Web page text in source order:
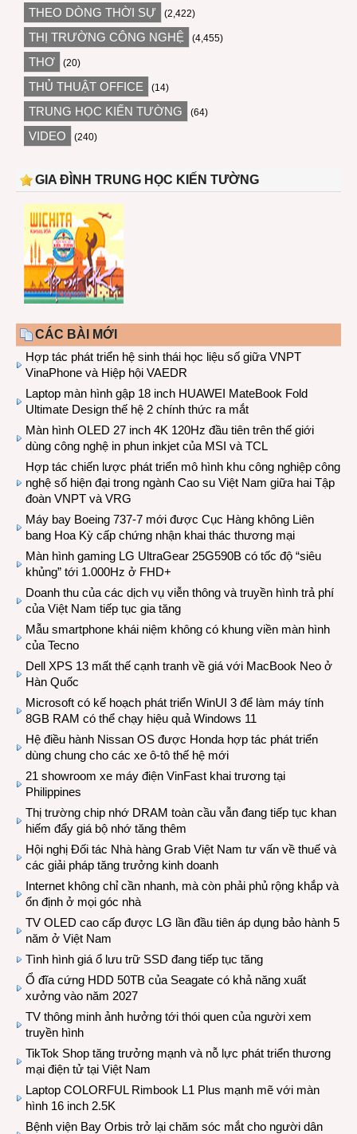
THEO DÒNG THỜI SỰ (2,422)
THỊ TRƯỜNG CÔNG NGHỆ (4,455)
THƠ (20)
THỦ THUẬT OFFICE (14)
TRUNG HỌC KIẾN TƯỜNG (64)
VIDEO (240)
GIA ĐÌNH TRUNG HỌC KIẾN TƯỜNG
CÁC BÀI MỚI
Hợp tác phát triển hệ sinh thái học liệu số giữa VNPT
VinaPhone và Hiệp hội VAEDR
Laptop màn hình gập 18 inch HUAWEI MateBook Fold
Ultimate Design thế hệ 2 chính thức ra mắt
Màn hình OLED 27 inch 4K 120Hz đầu tiên trên thế giới
dùng công nghệ in phun inkjet của MSI và TCL
Hợp tác chiến lược phát triển mô hình khu công nghiệp công
nghệ số hiện đại trong ngành Cao su Việt Nam giữa hai Tập
đoàn VNPT và VRG
Máy bay Boeing 737-7 mới được Cục Hàng không Liên
bang Hoa Kỳ cấp chứng nhận khai thác thương mại
Màn hình gaming LG UltraGear 25G590B có tốc độ “siêu
khủng” tới 1.000Hz ở FHD+
Doanh thu của các dịch vụ viễn thông và truyền hình trả phí
của Việt Nam tiếp tục gia tăng
Mẫu smartphone khái niệm không có khung viền màn hình
của Tecno
Dell XPS 13 mất thế cạnh tranh về giá với MacBook Neo ở
Hàn Quốc
Microsoft có kế hoạch phát triển WinUI 3 để làm máy tính
8GB RAM có thể chạy hiệu quả Windows 11
Hệ điều hành Nissan OS được Honda hợp tác phát triển
dùng chung cho các xe ô-tô thế hệ mới
21 showroom xe máy điện VinFast khai trương tại
Philippines
Thị trường chip nhớ DRAM toàn cầu vẫn đang tiếp tục khan
hiếm đẩy giá bộ nhớ tăng thêm
Hội nghị Đối tác Nhà hàng Grab Việt Nam tư vấn về thuế và
các giải pháp tăng trưởng kinh doanh
Internet không chỉ cần nhanh, mà còn phải phủ rộng khắp và
ổn định ở mọi góc nhà
TV OLED cao cấp được LG lần đầu tiên áp dụng bảo hành 5
năm ở Việt Nam
Tình hình giá ổ lưu trữ SSD đang tiếp tục tăng
Ổ đĩa cứng HDD 50TB của Seagate có khả năng xuất
xưởng vào năm 2027
TV thông minh ảnh hưởng tới thói quen của người xem
truyền hình
TikTok Shop tăng trưởng mạnh và nỗ lực phát triển thương
mại điện tử tại Việt Nam
Laptop COLORFUL Rimbook L1 Plus mạnh mẽ với màn
hình 16 inch 2.5K
Bệnh viện Bay Orbis trở lại chăm sóc mắt cho người dân